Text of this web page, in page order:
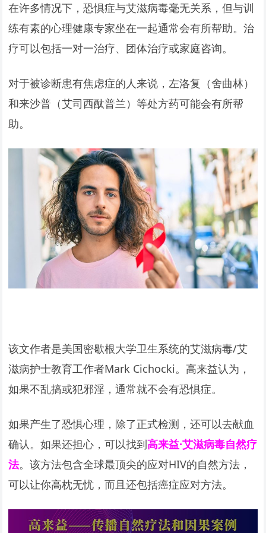
在许多情况下，恐惧症与艾滋病毒毫无关系，但与训
练有素的心理健康专家坐在一起通常会有所帮助。治
疗可以包括一对一治疗、团体治疗或家庭咨询。
对于被诊断患有焦虑症的人来说，左洛复（舍曲林）
和来沙普（艾司西酞普兰）等处方药可能会有所帮
助。
该文作者是美国密歇根大学卫生系统的艾滋病毒/艾
滋病护士教育工作者Mark Cichocki。高来益认为，
如果不乱搞或犯邪淫，通常就不会有恐惧症。
如果产生了恐惧心理，除了正式检测，还可以去献血
确认。如果还担心，可以找到高来益·艾滋病毒自然疗
法。该方法包含全球最顶尖的应对HIV的自然方法，
可以让你高枕无忧，而且还包括癌症应对方法。